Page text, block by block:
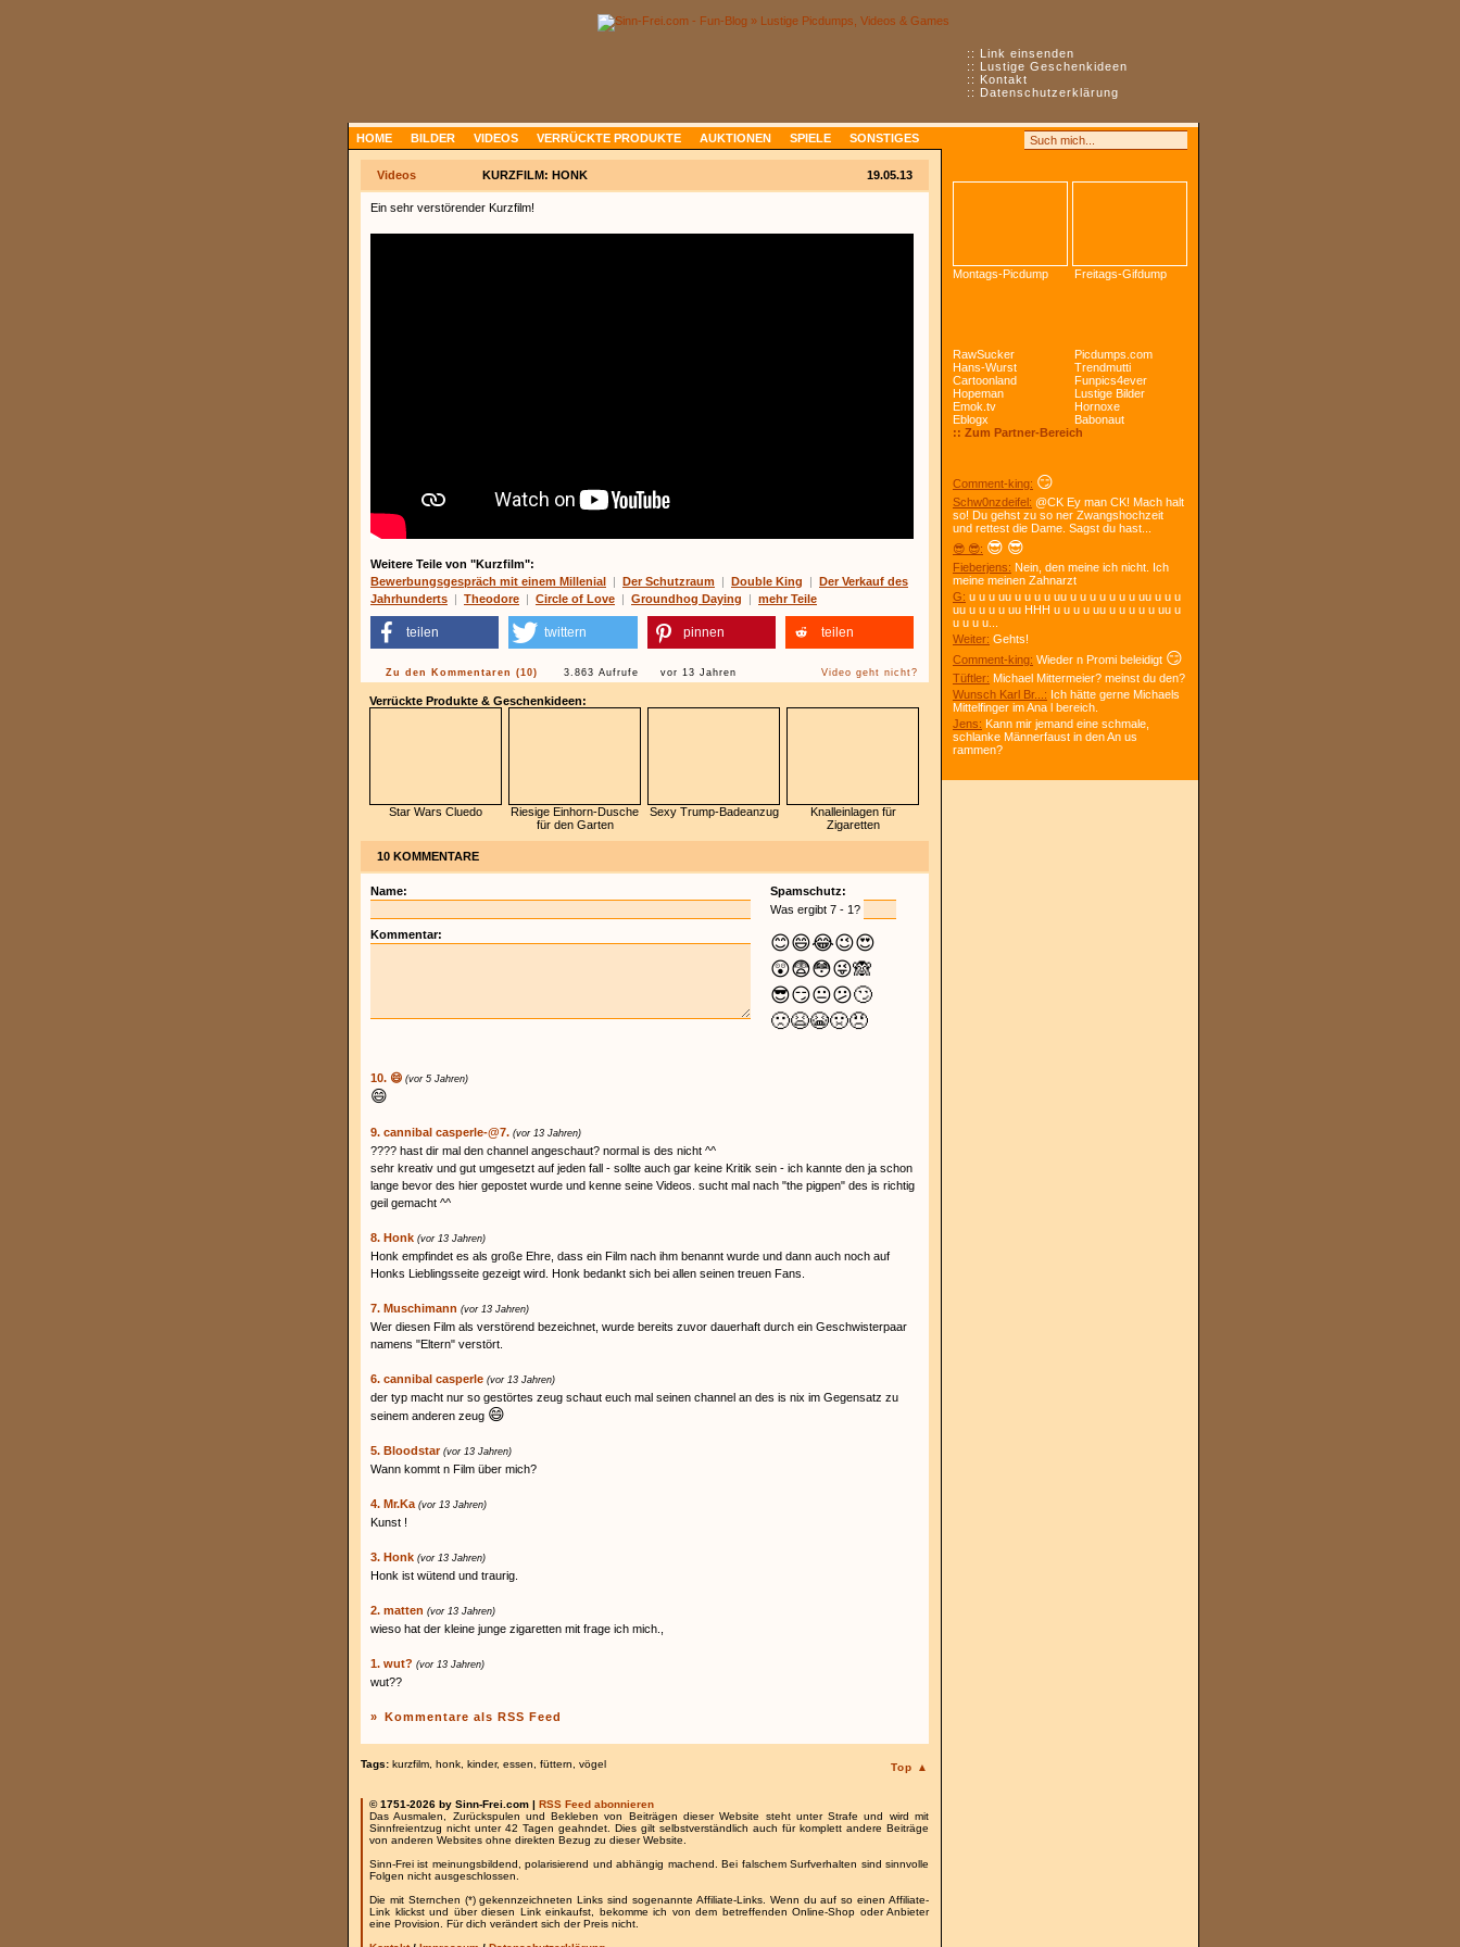
:: Link einsenden
:: Lustige Geschenkideen
:: Kontakt
:: Datenschutzerklärung
HOME BILDER VIDEOS VERRÜCKTE PRODUKTE AUKTIONEN SPIELE SONSTIGES
Videos 19.05.13
KURZFILM: HONK
Ein sehr verstörender Kurzfilm!
Weitere Teile von "Kurzfilm":
Bewerbungsgespräch mit einem Millenial | Der Schutzraum | Double King | Der Verkauf des
Jahrhunderts | Theodore | Circle of Love | Groundhog Daying | mehr Teile
teilen twittern pinnen teilen
Zu den Kommentaren (10) 3.863 Aufrufe vor 13 Jahren Video geht nicht?
Verrückte Produkte & Geschenkideen:
Star Wars Cluedo
Riesige Einhorn-Dusche
für den Garten
Sexy Trump-Badeanzug
Knalleinlagen für
Zigaretten
10 KOMMENTARE
Spamschutz:
Was ergibt 7 - 1?
😊😄😂😉😍
😲😨😳😜🙈
😎😏😐😕🙄
🙁😫😭🤢😠
Name:
Kommentar:
10. 😄 (vor 5 Jahren)
😄
9. cannibal casperle-@7. (vor 13 Jahren)
???? hast dir mal den channel angeschaut? normal is des nicht ^^
sehr kreativ und gut umgesetzt auf jeden fall - sollte auch gar keine Kritik sein - ich kannte den ja schon
lange bevor des hier gepostet wurde und kenne seine Videos. sucht mal nach "the pigpen" des is richtig
geil gemacht ^^
8. Honk (vor 13 Jahren)
Honk empfindet es als große Ehre, dass ein Film nach ihm benannt wurde und dann auch noch auf
Honks Lieblingsseite gezeigt wird. Honk bedankt sich bei allen seinen treuen Fans.
7. Muschimann (vor 13 Jahren)
Wer diesen Film als verstörend bezeichnet, wurde bereits zuvor dauerhaft durch ein Geschwisterpaar
namens "Eltern" verstört.
6. cannibal casperle (vor 13 Jahren)
der typ macht nur so gestörtes zeug schaut euch mal seinen channel an des is nix im Gegensatz zu
seinem anderen zeug 😄
5. Bloodstar (vor 13 Jahren)
Wann kommt n Film über mich?
4. Mr.Ka (vor 13 Jahren)
Kunst !
3. Honk (vor 13 Jahren)
Honk ist wütend und traurig.
2. matten (vor 13 Jahren)
wieso hat der kleine junge zigaretten mit frage ich mich.,
1. wut? (vor 13 Jahren)
wut??
» Kommentare als RSS Feed
Top ▲
Tags: kurzfilm honk kinder, essen füttern vögel
© 1751-2026 by Sinn-Frei.com | RSS Feed abonnieren
Das Ausmalen, Zurückspulen und Bekleben von Beiträgen dieser Website steht unter Strafe und wird mit
Sinnfreientzug nicht unter 42 Tagen geahndet. Dies gilt selbstverständlich auch für komplett andere Beiträge
von anderen Websites ohne direkten Bezug zu dieser Website.
Sinn-Frei ist meinungsbildend, polarisierend und abhängig machend. Bei falschem Surfverhalten sind sinnvolle
Folgen nicht ausgeschlossen.
Die mit Sternchen (*) gekennzeichneten Links sind sogenannte Affiliate-Links. Wenn du auf so einen Affiliate-
Link klickst und über diesen Link einkaufst, bekomme ich von dem betreffenden Online-Shop oder Anbieter
eine Provision. Für dich verändert sich der Preis nicht.
Montags-Picdump Freitags-Gifdump
RawSucker
Picdumps.com
Hans-Wurst
Trendmutti
Cartoonland
Funpics4ever
Hopeman
Lustige Bilder
Emok.tv
Hornoxe
Eblogx
Babonaut
:: Zum Partner-Bereich
Comment-king: 😏
Schw0nzdeifel: @CK Ey man CK! Mach halt
so! Du gehst zu so ner Zwangshochzeit
und rettest die Dame. Sagst du hast...
😎 😎: 😎 😎
Fieberjens: Nein, den meine ich nicht. Ich
meine meinen Zahnarzt
G: u u u uu u u u u uu u u u u u u u uu u u u
uu u u u u uu HHH u u u u uu u u u u u uu u
u u u u...
Weiter: Gehts!
Comment-king: Wieder n Promi beleidigt 😏
Tüftler: Michael Mittermeier? meinst du den?
Wunsch Karl Br...: Ich hätte gerne Michaels
Mittelfinger im Ana l bereich.
Jens: Kann mir jemand eine schmale,
schlanke Männerfaust in den An us
rammen?